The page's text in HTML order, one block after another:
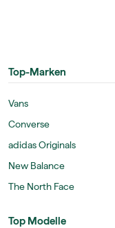
Top-Marken
Vans
Converse
adidas Originals
New Balance
The North Face
Top Modelle